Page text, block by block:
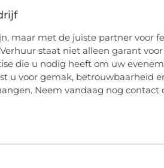
maar met de juiste partner voor
staat niet alleen garant
die u nodig heeft om uw
u voor gemak, betrouwbaarheid
Neem vandaag nog contact